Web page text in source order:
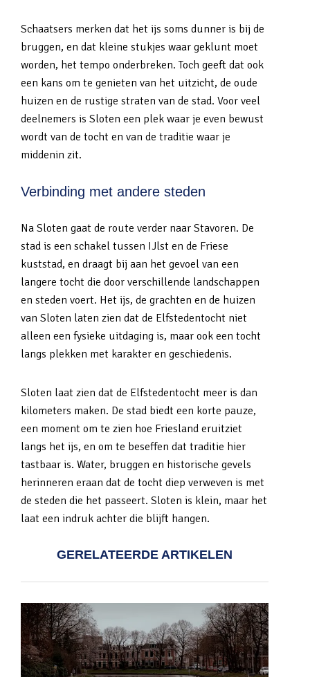
Schaatsers merken dat het ijs soms dunner is bij de
bruggen, en dat kleine stukjes waar geklunt moet
worden, het tempo onderbreken. Toch geeft dat ook
een kans om te genieten van het uitzicht, de oude
huizen en de rustige straten van de stad. Voor veel
deelnemers is Sloten een plek waar je even bewust
wordt van de tocht en van de traditie waar je
middenin zit.
Verbinding met andere steden
Na Sloten gaat de route verder naar Stavoren. De
stad is een schakel tussen IJlst en de Friese
kuststad, en draagt bij aan het gevoel van een
langere tocht die door verschillende landschappen
en steden voert. Het ijs, de grachten en de huizen
van Sloten laten zien dat de Elfstedentocht niet
alleen een fysieke uitdaging is, maar ook een tocht
langs plekken met karakter en geschiedenis.
Sloten laat zien dat de Elfstedentocht meer is dan
kilometers maken. De stad biedt een korte pauze,
een moment om te zien hoe Friesland eruitziet
langs het ijs, en om te beseffen dat traditie hier
tastbaar is. Water, bruggen en historische gevels
herinneren eraan dat de tocht diep verweven is met
de steden die het passeert. Sloten is klein, maar het
laat een indruk achter die blijft hangen.
GERELATEERDE ARTIKELEN